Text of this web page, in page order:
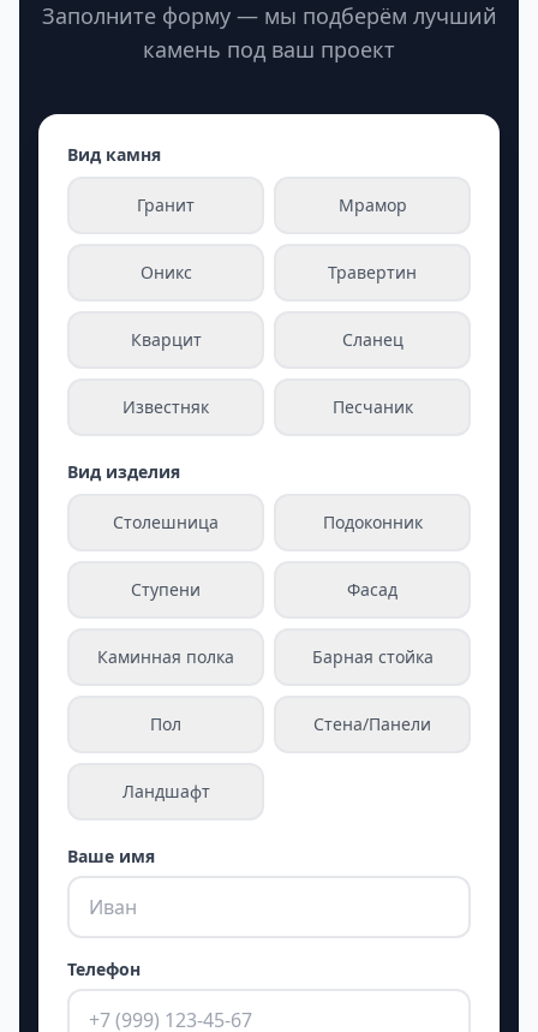
Заполните форму — мы подберём лучший
камень под ваш проект
Вид камня
Гранит Мрамор
Оникс Травертин
Кварцит Сланец
Известняк Песчаник
Вид изделия
Столешница Подоконник
Ступени Фасад
Каминная полка Барная стойка
Пол Стена/Панели
Ландшафт
Ваше имя
Телефон